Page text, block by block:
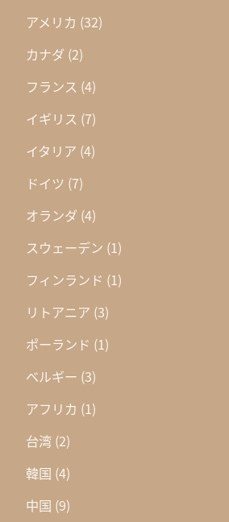
アメリカ (32)
カナダ (2)
フランス (4)
イギリス (7)
イタリア (4)
ドイツ (7)
オランダ (4)
スウェーデン (1)
フィンランド (1)
リトアニア (3)
ポーランド (1)
ベルギー (3)
アフリカ (1)
台湾 (2)
韓国 (4)
中国 (9)